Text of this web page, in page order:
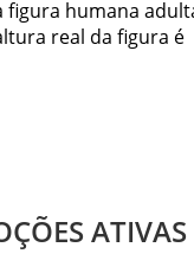
figura humana
real da figura é
ATIVAS